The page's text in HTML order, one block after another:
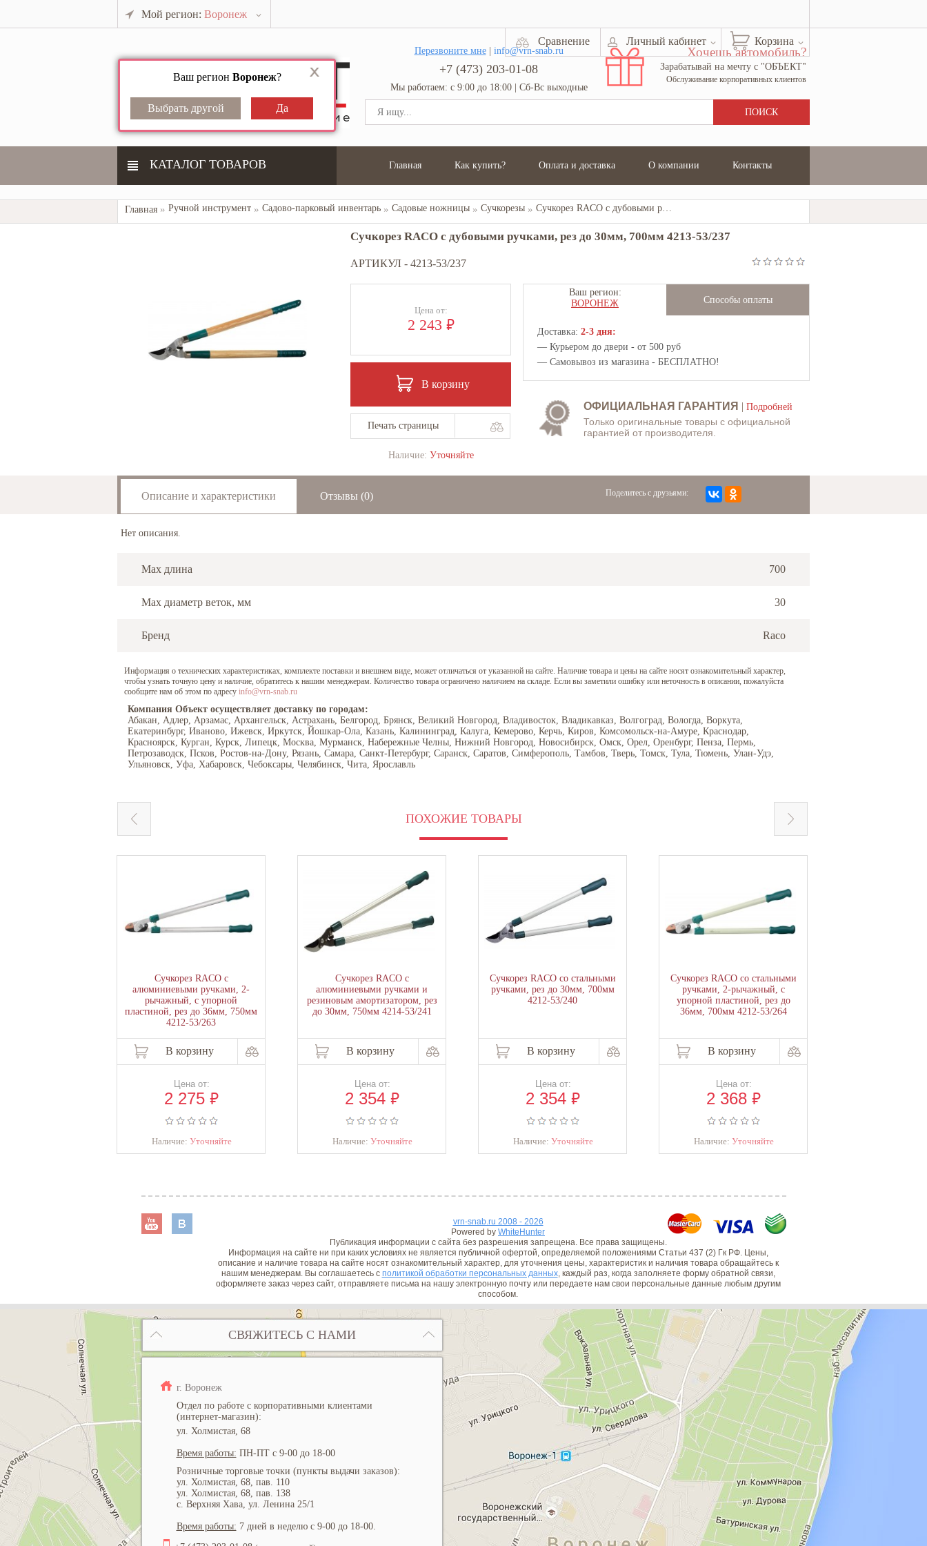
Мой регион: Воронеж
Ваш регион Воронеж?
Корзина
Личный кабинет
Сравнение
Перезвоните мне| info@vrn-snab.ru
+7 (473) 203-01-08
Мы работаем: с 9:00 до 18:00 | Сб-Вс выходные
Хочешь автомобиль?
Зарабатывай на мечту с "ОБЪЕКТ"
Обслуживание корпоративных клиентов
КАТАЛОГ ТОВАРОВ Главная Как купить? Оплата и доставка О компании Контакты
Главная Ручной инструмент Садово-парковый инвентарь Садовые ножницы Сучкорезы Сучкорез RACO с дубовыми ручками, рез до 30мм, 700мм 4213-53/237
Сучкорез RACO с дубовыми ручками, рез до 30мм, 700мм 4213-53/237
АРТИКУЛ - 4213-53/237
Цена от:
2 243 ₽
В корзину
Печать страницы
Наличие: Уточняйте
Ваш регион:
ВОРОНЕЖ
Способы оплаты
Доставка: 2-3 дня:
— Курьером до двери - от 500 руб
— Самовывоз из магазина - БЕСПЛАТНО!
ОФИЦИАЛЬНАЯ ГАРАНТИЯ | Подробней
Только оригинальные товары с официальной
гарантией от производителя.
Описание и характеристики Отзывы (0) Поделитесь с друзьями:
Нет описания.
Max длина 700
Max диаметр веток, мм 30
Бренд Raco
Информация о технических характеристиках, комплекте поставки и внешнем виде, может отличаться от указанной на сайте. Наличие товара и цены на сайте носят ознакомительный характер,
чтобы узнать точную цену и наличие, обратитесь к нашим менеджерам. Количество товара ограничено наличием на складе. Если вы заметили ошибку или неточность в описании, пожалуйста
сообщите нам об этом по адресу info@vrn-snab.ru
Компания Объект осуществляет доставку по городам:
Абакан, Адлер, Арзамас, Архангельск, Астрахань, Белгород, Брянск, Великий Новгород, Владивосток, Владикавказ, Волгоград, Вологда, Воркута,
Екатеринбург, Иваново, Ижевск, Иркутск, Йошкар-Ола, Казань, Калининград, Калуга, Кемерово, Керчь, Киров, Комсомольск-на-Амуре, Краснодар,
Красноярск, Курган, Курск, Липецк, Москва, Мурманск, Набережные Челны, Нижний Новгород, Новосибирск, Омск, Орел, Оренбург, Пенза, Пермь,
Петрозаводск, Псков, Ростов-на-Дону, Рязань, Самара, Санкт-Петербург, Саранск, Саратов, Симферополь, Тамбов, Тверь, Томск, Тула, Тюмень, Улан-Удэ,
Ульяновск, Уфа, Хабаровск, Чебоксары, Челябинск, Чита, Ярославль
ПОХОЖИЕ ТОВАРЫ
Сучкорез RACO с
алюминиевыми ручками, 2-
рычажный, с упорной
пластиной, рез до 36мм, 750мм
4212-53/263
В корзину
Цена от:
2 275 ₽
Наличие: Уточняйте
Сучкорез RACO с
алюминиевыми ручками и
резиновым амортизатором, рез
до 30мм, 750мм 4214-53/241
В корзину
Цена от:
2 354 ₽
Наличие: Уточняйте
Сучкорез RACO со стальными
ручками, рез до 30мм, 700мм
4212-53/240
В корзину
Цена от:
2 354 ₽
Наличие: Уточняйте
Сучкорез RACO со стальными
ручками, 2-рычажный, с
упорной пластиной, рез до
36мм, 700мм 4212-53/264
В корзину
Цена от:
2 368 ₽
Наличие: Уточняйте
vrn-snab.ru 2008 - 2026
Powered by WhiteHunter
Публикация информации с сайта без разрешения запрещена. Все права защищены.
Информация на сайте ни при каких условиях не является публичной офертой, определяемой положениями Статьи 437 (2) Гк РФ. Цены,
описание и наличие товара на сайте носят ознакомительный характер, для уточнения цены, характеристик и наличия товара обращайтесь к
нашим менеджерам. Вы соглашаетесь с политикой обработки персональных данных, каждый раз, когда заполняете форму обратной связи,
оформляете заказ через сайт, отправляете письма на нашу электронную почту или передаете нам свои персональные данные любым другим
способом.
СВЯЖИТЕСЬ С НАМИ
г. Воронеж
Отдел по работе с корпоративными клиентами
(интернет-магазин):
ул. Холмистая, 68
Время работы: ПН-ПТ с 9-00 до 18-00
Розничные торговые точки (пункты выдачи заказов):
ул. Холмистая, 68, пав. 110
ул. Холмистая, 68, пав. 138
с. Верхняя Хава, ул. Ленина 25/1
Время работы: 7 дней в неделю с 9-00 до 18-00.